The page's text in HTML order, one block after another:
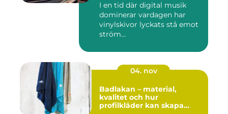
I en tid där digital musik
dominerar vardagen har
vinylskivor lyckats stå emot
ström...
04. nov
Badlakan – material,
kvalitet och hur
profilkläder kan skapa